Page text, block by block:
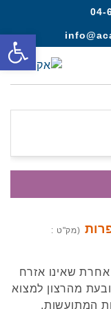
04-
(מק"ט :
שאינו אזרח
מהרצון למצוא
המתועשות.
פתח